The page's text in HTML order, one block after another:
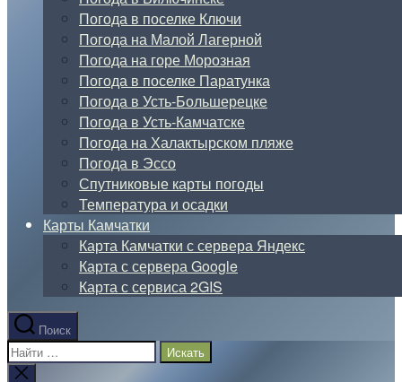
Погода в поселке Ключи
Погода на Малой Лагерной
Погода на горе Морозная
Погода в поселке Паратунка
Погода в Усть-Большерецке
Погода в Усть-Камчатске
Погода на Халактырском пляже
Погода в Эссо
Спутниковые карты погоды
Температура и осадки
Карты Камчатки
Карта Камчатки с сервера Яндекс
Карта с сервера Google
Карта с сервиса 2GIS
Поиск
Поиск:
Закрыть